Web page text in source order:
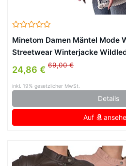
Minetom Damen Mäntel Mode
Streetwear Winterjacke
Motorradjacke Fleece Outwear
Taschen
24,86 € 69,00 €
inkl. 19% gesetzlicher MwSt.
Details
Auf